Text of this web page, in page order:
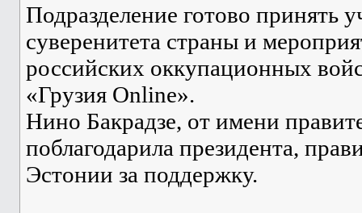
Подразделение готово принять
суверенитета страны и
российских оккупационных
«Грузия Online».
Нино Бакрадзе, от имени
поблагодарила президента,
Эстонии за поддержку.